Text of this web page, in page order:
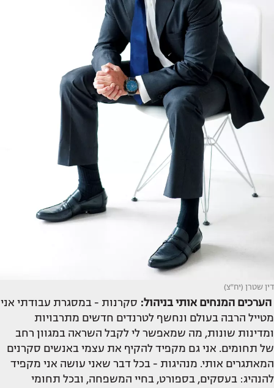
דין שטרן (יח"צ)
הערכים המנחים אותי בניהול: סקרנות - במסגרת עבודתי אני
מטייל הרבה בעולם ונחשף לטרנדים חדשים מתרבויות
ומדינות שונות, מה שמאפשר לי לקבל השראה במגוון רחב
של תחומים. אני גם מקפיד להקיף את עצמי באנשים סקרנים
המאתגרים אותי. מנהיגות - בכל דבר שאני עושה אני מקפיד
להנהיג: בעסקים, בספורט, בחיי המשפחה, ובכל תחומי